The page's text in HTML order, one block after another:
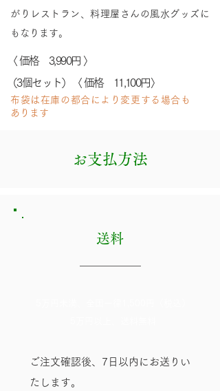
がりレストラン、料理屋さんの風水グッズに
もなります。
〈 価格 3,990円 〉
（3個セット）〈 価格 11,100円〉
布袋は在庫の都合により変更する場合も
あります
お支払方法
​送料
ご注文確認後、7日以内にお送りい
たします。